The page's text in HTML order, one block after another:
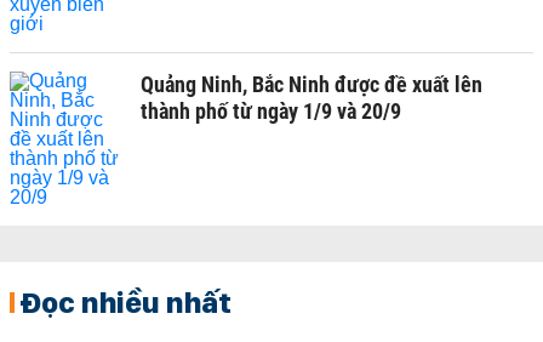
Quảng Ninh, Bắc Ninh được đề xuất lên
thành phố từ ngày 1/9 và 20/9
Đọc nhiều nhất